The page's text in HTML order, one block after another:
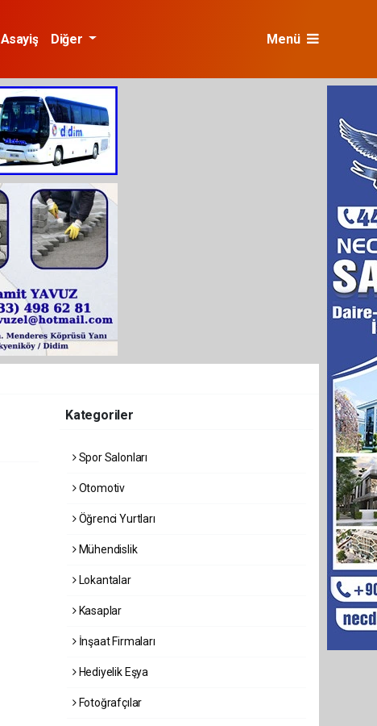
Asayiş Diğer Menü
Kategoriler
Spor Salonları
Otomotiv
Öğrenci Yurtları
Mühendislik
Lokantalar
Kasaplar
İnşaat Firmaları
Hediyelik Eşya
Fotoğrafçılar